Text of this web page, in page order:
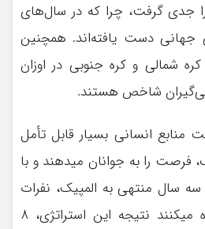
جدی گرفت، چرا که در سال‌های
جهانی دست یافته‌اند. همچنین
شمالی و کره جنوبی در اوزان
شاخص هستند.
منابع انسانی بسیار قابل تأمل
فرصت را به جوانان میدهند و با
سه سال منتهی به المپیک، نفرات
برتر را شناسایی و آماده میکنند نتیجه این استراتژی، ۸